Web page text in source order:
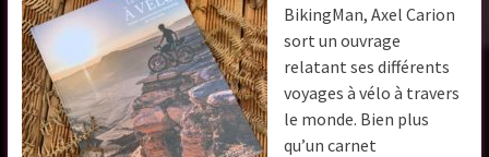
BikingMan, Axel Carion
sort un ouvrage
relatant ses différents
voyages à vélo à travers
le monde. Bien plus
qu’un carnet